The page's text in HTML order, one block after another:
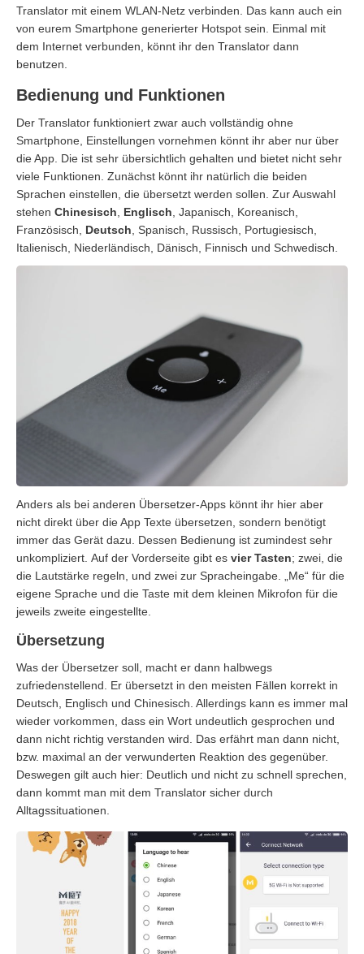
Translator mit einem WLAN-Netz verbinden. Das kann auch ein
von eurem Smartphone generierter Hotspot sein. Einmal mit
dem Internet verbunden, könnt ihr den Translator dann
benutzen.
Bedienung und Funktionen
Der Translator funktioniert zwar auch vollständig ohne
Smartphone, Einstellungen vornehmen könnt ihr aber nur über
die App. Die ist sehr übersichtlich gehalten und bietet nicht sehr
viele Funktionen. Zunächst könnt ihr natürlich die beiden
Sprachen einstellen, die übersetzt werden sollen. Zur Auswahl
stehen Chinesisch Englisch , Japanisch, Koreanisch,
Französisch, Deutsch , Spanisch, Russisch, Portugiesisch,
Italienisch, Niederländisch, Dänisch, Finnisch und Schwedisch.
Anders als bei anderen Übersetzer-Apps könnt ihr hier aber
nicht direkt über die App Texte übersetzen, sondern benötigt
immer das Gerät dazu. Dessen Bedienung ist zumindest sehr
unkompliziert. Auf der Vorderseite gibt es vier Tasten; zwei, die
die Lautstärke regeln, und zwei zur Spracheingabe. „Me“ für die
eigene Sprache und die Taste mit dem kleinen Mikrofon für die
jeweils zweite eingestellte.
Übersetzung
Was der Übersetzer soll, macht er dann halbwegs
zufriedenstellend. Er übersetzt in den meisten Fällen korrekt in
Deutsch, Englisch und Chinesisch. Allerdings kann es immer mal
wieder vorkommen, dass ein Wort undeutlich gesprochen und
dann nicht richtig verstanden wird. Das erfährt man dann nicht,
bzw. maximal an der verwunderten Reaktion des gegenüber.
Deswegen gilt auch hier: Deutlich und nicht zu schnell sprechen,
dann kommt man mit dem Translator sicher durch
Alltagssituationen.